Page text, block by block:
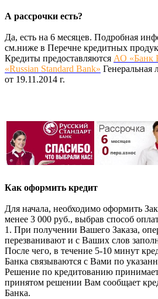
А рассрочки есть?
Да, есть на 6 месяцев. Подробная
см.ниже в Перечне кредитных
Кредиты предоставляются АО «Банк
«Russian Standard Bank»
от 19.11.2014 г.
Как оформить кредит
Для начала, необходимо оформить
менее 3 000 руб., выбрав способ
1. При получении Вашего Заказа,
перезванивают и с Ваших слов
После чего, в течение 5-10 минут
Банка связываются с Вами по
Решение по кредитованию
принятом решении Вам сообщает
Банка.